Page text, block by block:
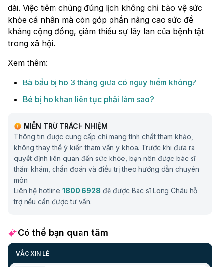
dài. Việc tiêm chủng đúng lịch không chỉ bảo vệ sức
khỏe cá nhân mà còn góp phần nâng cao sức đề
kháng cộng đồng, giảm thiểu sự lây lan của bệnh tật
trong xã hội.
Xem thêm:
Bà bầu bị ho 3 tháng giữa có nguy hiểm không?
Bé bị ho khan liên tục phải làm sao?
MIỄN TRỪ TRÁCH NHIỆM
Thông tin được cung cấp chỉ mang tính chất tham khảo,
không thay thế ý kiến tham vấn y khoa. Trước khi đưa ra
quyết định liên quan đến sức khỏe, bạn nên được bác sĩ
thăm khám, chẩn đoán và điều trị theo hướng dẫn chuyên
môn.
Liên hệ hotline 1800 6928 để được Bác sĩ Long Châu hỗ
trợ nếu cần được tư vấn.
Có thể bạn quan tâm
VẮC XIN LẺ